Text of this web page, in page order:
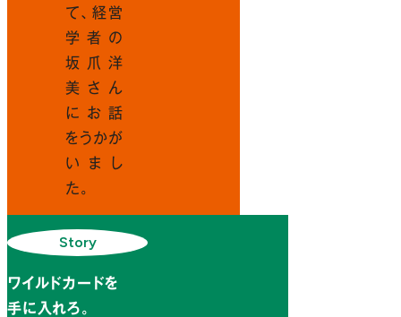
て、経営
学者の
坂爪洋
美さん
にお話
をうかが
いまし
た。
Story
ワイルドカードを
手に入れろ。